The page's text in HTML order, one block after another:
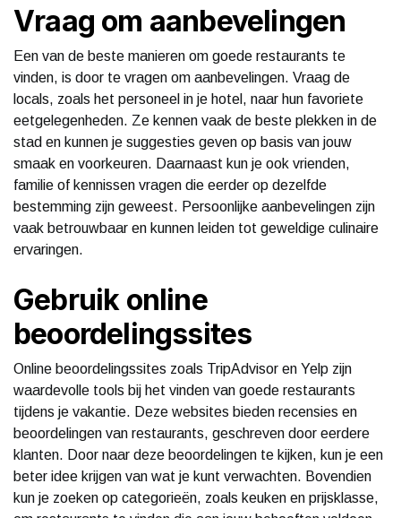
Vraag om aanbevelingen
Een van de beste manieren om goede restaurants te
vinden, is door te vragen om aanbevelingen. Vraag de
locals, zoals het personeel in je hotel, naar hun favoriete
eetgelegenheden. Ze kennen vaak de beste plekken in de
stad en kunnen je suggesties geven op basis van jouw
smaak en voorkeuren. Daarnaast kun je ook vrienden,
familie of kennissen vragen die eerder op dezelfde
bestemming zijn geweest. Persoonlijke aanbevelingen zijn
vaak betrouwbaar en kunnen leiden tot geweldige culinaire
ervaringen.
Gebruik online
beoordelingssites
Online beoordelingssites zoals TripAdvisor en Yelp zijn
waardevolle tools bij het vinden van goede restaurants
tijdens je vakantie. Deze websites bieden recensies en
beoordelingen van restaurants, geschreven door eerdere
klanten. Door naar deze beoordelingen te kijken, kun je een
beter idee krijgen van wat je kunt verwachten. Bovendien
kun je zoeken op categorieën, zoals keuken en prijsklasse,